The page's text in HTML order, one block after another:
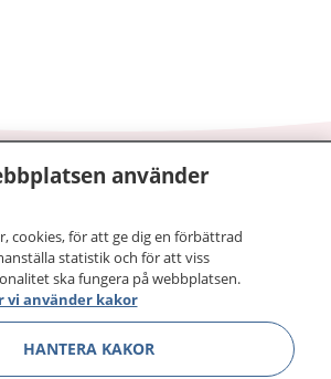
om din hälsa och vård
råd om hälsa och information om
mottagningar du kan kontakta.
din journal och göra dina
telefonnummer 1177 för
dygnet runt.
du vill må bättre.
använder
cookies, för att ge dig en förbättrad
statistik och för att viss
ska fungera på webbplatsen.
vi använder kakor
HANTERA KAKOR